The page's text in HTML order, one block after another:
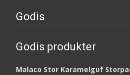
Godis
Godis produkter
Malaco Stor Karamelguf